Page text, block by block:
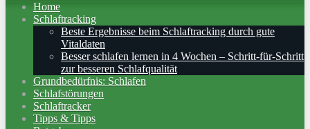
Home
Schlaftracking
Beste Ergebnisse beim Schlaftracking durch gute
Vitaldaten
Besser schlafen lernen in 4 Wochen – Schritt‑für‑Schritt
zur besseren Schlafqualität
Grundbedürfnis: Schlafen
Schlafstörungen
Schlaftracker
Tipps & Tipps